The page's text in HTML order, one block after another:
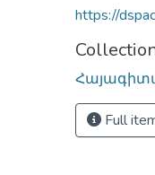
https://
Full